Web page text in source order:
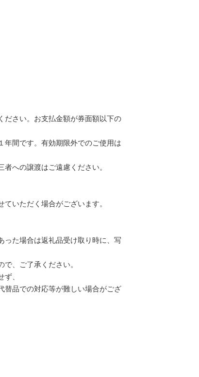
ださい。お支払金額が券面額以下の
年間です。有効期限外でのご使用は
への譲渡はご遠慮ください。
いただく場合がございます。
った場合は返礼品受け取り時に、写
、ご了承ください。
、
替品での対応等が難しい場合がござ